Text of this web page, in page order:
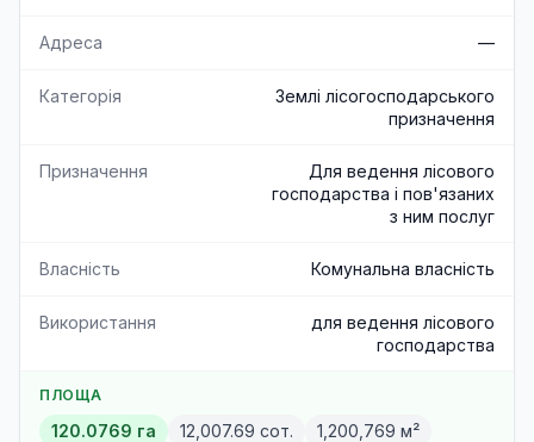
Адреса —
Категорія
Землі лісогосподарського
призначення
Призначення
Для ведення лісового
господарства і пов'язаних
з ним послуг
Власність Комунальна власність
Використання
для ведення лісового
господарства
ПЛОЩА
120.0769 га 12,007.69 сот. 1,200,769 м²